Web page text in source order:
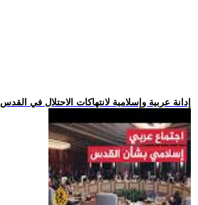
.. إدانة عربية وإسلامية لانتهاكات الاحتلال في القدس